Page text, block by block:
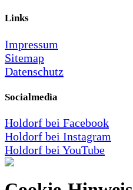
Links
Impressum
Sitemap
Datenschutz
Socialmedia
Holdorf bei Facebook
Holdorf bei Instagram
Holdorf bei YouTube